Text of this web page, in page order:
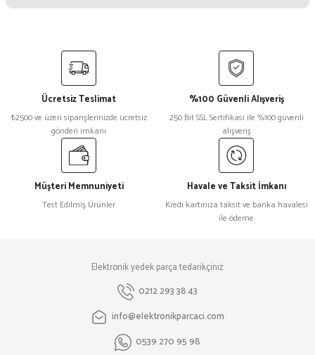
Yorum Yaz
yetersiz gördüğünüz noktaları öneri formunu kullanarak tarafımıza
Görüş ve önerileriniz için teşekkür ederiz.
Ürün resmi kalitesiz, bozuk veya görüntülenemiyor.
Ürün açıklamasında eksik bilgiler bulunuyor.
Ürün bilgilerinde hatalar bulunuyor.
Ürün fiyatı diğer sitelerden daha pahalı.
Bu ürüne benzer farklı alternatifler olmalı.
Gönder
Ücretsiz Teslimat
₺2500 ve üzeri siparişlerinizde ücretsiz
gönderi imkanı
%100 Güvenli Alışveriş
250 Bit SSL Sertifikası ile %100 güvenli
alışveriş
Müşteri Memnuniyeti
Test Edilmiş Ürünler
Havale ve Taksit İmkanı
Kredi kartınıza taksit ve banka havalesi
ile ödeme
Elektronik yedek parça tedarikçiniz
0212 293 38 43
info@elektronikparcaci.com
0539 270 95 98